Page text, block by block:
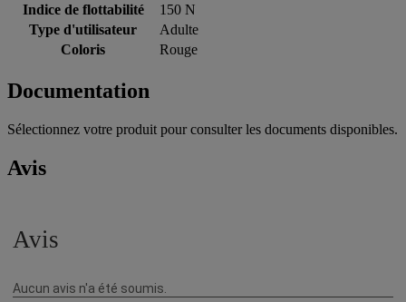
Indice de flottabilité
150 N
Type d'utilisateur
Adulte
Coloris
Rouge
Documentation
Sélectionnez votre produit pour consulter les documents disponibles.
Avis